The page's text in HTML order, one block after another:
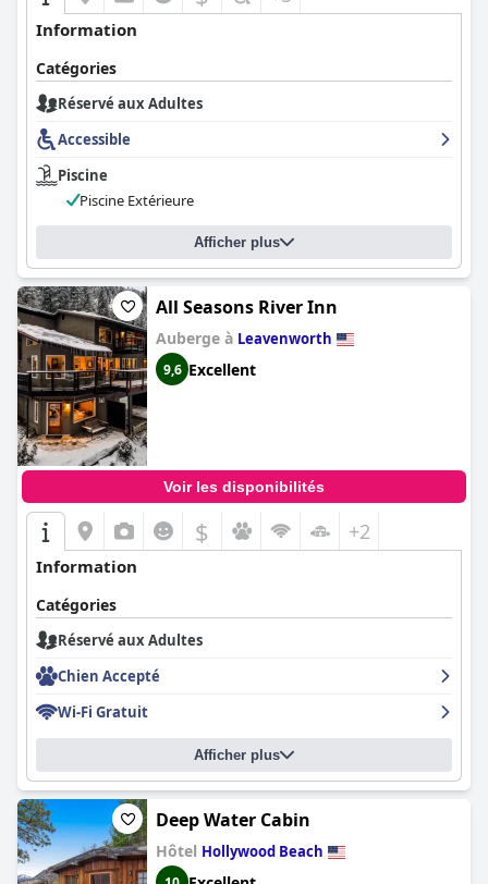
Information
Catégories
Réservé aux Adultes
Accessible
Piscine
Piscine Extérieure
Afficher plus
All Seasons River Inn
Auberge à Leavenworth
9,6 Excellent
Voir les disponibilités
$ +2
Information
Catégories
Réservé aux Adultes
Chien Accepté
Wi-Fi Gratuit
Afficher plus
Deep Water Cabin
Hôtel Hollywood Beach